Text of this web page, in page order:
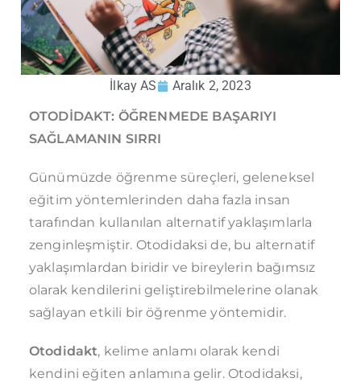
İlkay AS
Aralık 2, 2023
OTODİDAKT: ÖĞRENMEDE BAŞARIYI
SAĞLAMANIN SIRRI
Günümüzde öğrenme süreçleri, geleneksel
eğitim yöntemlerinden daha fazla insan
tarafından kullanılan alternatif yaklaşımlarla
zenginleşmiştir. Otodidaksi de, bu alternatif
yaklaşımlardan biridir ve bireylerin bağımsız
olarak kendilerini geliştirebilmelerine olanak
sağlayan etkili bir öğrenme yöntemidir.
Otodidakt, kelime anlamı olarak kendi
kendini eğiten anlamına gelir. Otodidaksi,